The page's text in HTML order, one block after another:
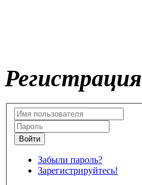
Регистрация
Забыли пароль?
Зарегистрируйтесь!